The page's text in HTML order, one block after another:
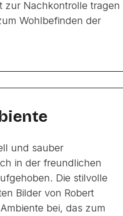
zur Nachkontrolle tragen
Wohlbefinden der
und sauber
in der freundlichen
Die stilvolle
Bilder von Robert
bei, das zum